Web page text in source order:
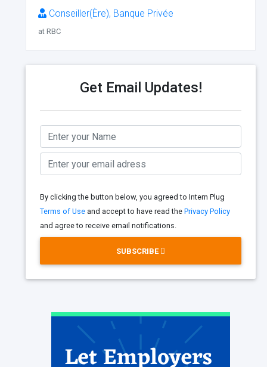
Conseiller(Ère), Banque Privée
at RBC
Get Email Updates!
By clicking the button below, you agreed to Intern Plug
Terms of Use and accept to have read the Privacy Policy
and agree to receive email notifications.
SUBSCRIBE